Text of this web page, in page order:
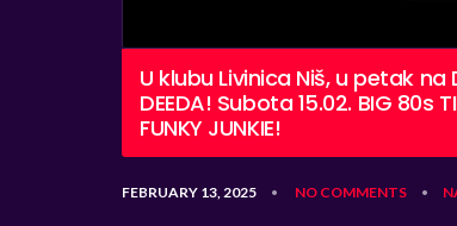
U klubu Livinica Niš, u petak na
DEEDA! Subota 15.02. BIG 80s
FUNKY JUNKIE!
FEBRUARY 13, 2025 • NO COMMENTS •